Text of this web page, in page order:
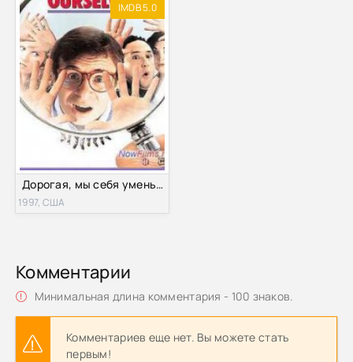
IMDB 5.0
Дорогая, мы себя уменьшили (1997)
1997, США
Комментарии
Минимальная длина комментария - 100 знаков.
Комментариев еще нет. Вы можете стать
первым!